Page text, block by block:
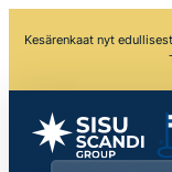
Kesärenkaat nyt